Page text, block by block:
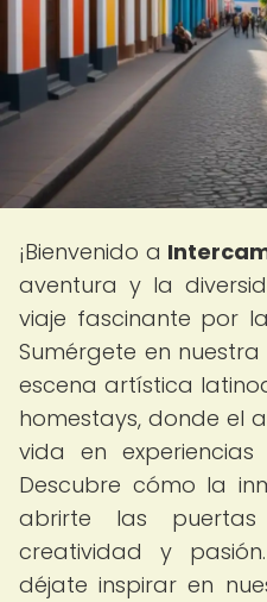
¡Bienvenido a
aventura y la
viaje fascinante por
Sumérgete en
escena artística
homestays, donde el
vida en
Descubre cómo la
abrirte las
creatividad y
déjate inspirar en